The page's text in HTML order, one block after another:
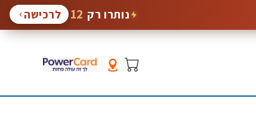
נותרו רק 12 לרכישה
סל
קניות